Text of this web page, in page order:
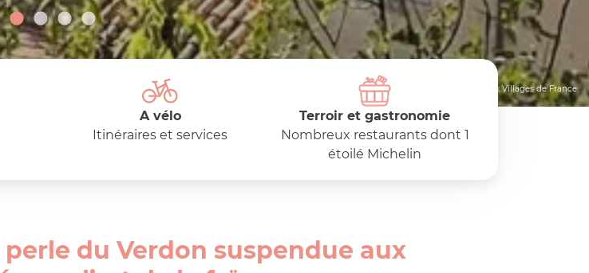
© Les Plus Beaux Villages de France
A vélo
Itinéraires et services
Terroir et gastronomie
Nombreux restaurants dont 1
étoilé Michelin
du Verdon suspendue aux